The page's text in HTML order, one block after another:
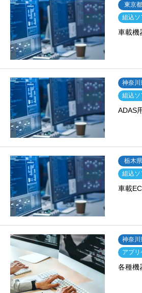
東京都
組込ソ
車載機
神奈川
組込ソ
ADAS
栃木県
組込ソ
車載
神奈川
アプ
各種機